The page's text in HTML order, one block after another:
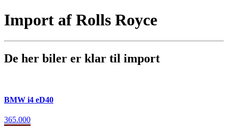
Import af Rolls Royce
De her biler er klar til import
BMW i4 eD40
365.000